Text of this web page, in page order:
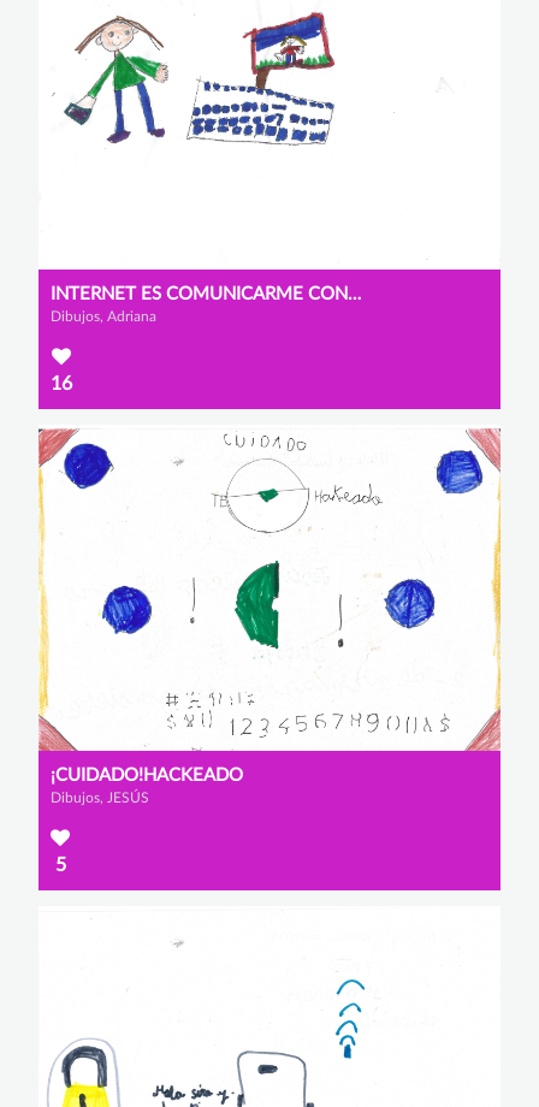
INTERNET ES COMUNICARME CON LAS PERSONAS QUE QUIERO.
Dibujos, Adriana
16
¡CUIDADO!HACKEADO
Dibujos, JESÚS
5